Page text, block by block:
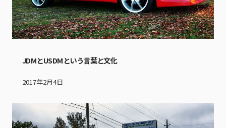
JDMとUSDMという言葉と文化
2017年2月4日